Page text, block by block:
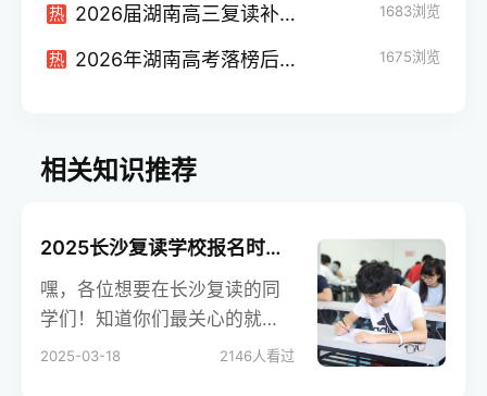
热 2026届湖南高三复读补习辅导机构选择指南：政策解读与避坑攻略 1683浏览
热 2026年湖南高考落榜后复读与上专科的全面决策指南 1675浏览
相关知识推荐
2025长沙复读学校报名时间全攻略
嘿，各位想要在长沙复读的同
学们！知道你们最关心的就是2
025年长沙复读学校的报名时
2025-03-18 2146人看过